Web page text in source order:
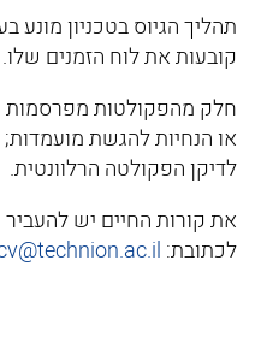
תהליך הגיוס בטכניון מונע
קובעות את לוח הזמנים שלו.
חלק מהפקולטות מפרסמות
או הנחיות להגשת
לדיקן הפקולטה הרלוונטית.
את קורות החיים יש
לכתובת: